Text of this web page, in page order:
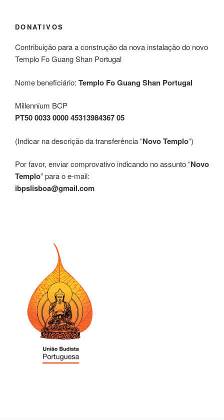
DONATIVOS
Contribuição para a construção da nova instalação do novo
Templo Fo Guang Shan Portugal
Nome beneficiário: Templo Fo Guang Shan Portugal
Millennium BCP
PT50 0033 0000 45313984367 05
(Indicar na descrição da transferência “Novo Templo“)
Por favor, enviar comprovativo indicando no assunto “Novo
Templo” para o e-mail:
ibpslisboa@gmail.com